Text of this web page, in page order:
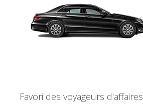
Favori des voyageurs d'affaires